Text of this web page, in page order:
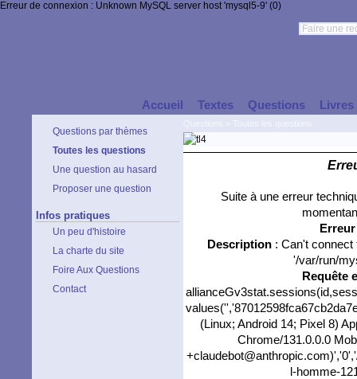
Erreur de connexion : Unknown MySQL server host 'mysql5-9' (0)
Accueil Textes Questions Livres
Questions par thèmes
Toutes les questions
Une question au hasard
Proposer une question
Infos pratiques
Un peu d'histoire
La charte du site
Foire Aux Questions
Contact
Suite à une erreur
Description: Can't connect
'/var/run/
Requête
(Linux; Android 14; Pixel 8)
Chrome/131.0.0.0
l-homme-